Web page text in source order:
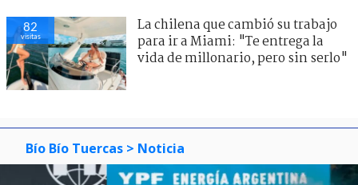
82
visitas
La chilena que cambió su trabajo
para ir a Miami: "Te entrega la
vida de millonario, pero sin serlo"
Bío Bío Tuercas > Noticia